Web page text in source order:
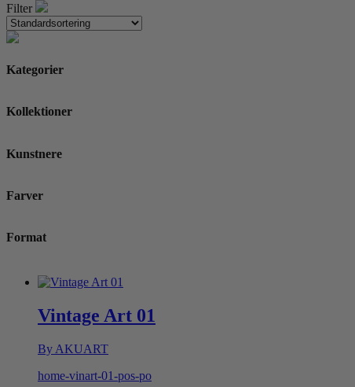
Filter
Kategorier
Kollektioner
Kunstnere
Farver
Format
Vintage Art 01
By AKUART
home-vinart-01-pos-po